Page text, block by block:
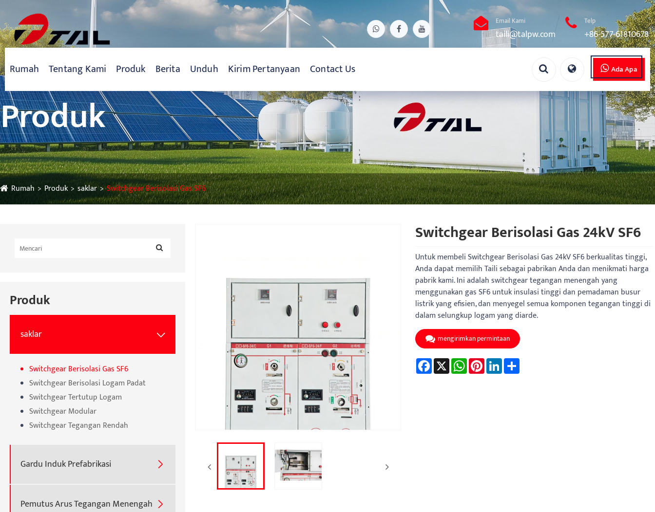
Email Kami
taili@talpw.com
Telp
+86-577-61810678
Rumah Tentang Kami Produk Berita Unduh Kirim Pertanyaan Contact Us Ada Apa
Produk
Rumah Produk saklar Switchgear Berisolasi Gas SF6
Produk
saklar 
Switchgear Berisolasi Gas SF6
Switchgear Berisolasi Logam Padat
Switchgear Tertutup Logam
Switchgear Modular
Switchgear Tegangan Rendah
Gardu Induk Prefabrikasi 
Pemutus Arus Tegangan Menengah 
Switchgear Berisolasi Gas 24kV SF6
Untuk membeli Switchgear Berisolasi Gas 24kV SF6 berkualitas tinggi,
Anda dapat memilih Taili sebagai pabrikan Anda dan menikmati harga
pabrik kami. Ini adalah switchgear tegangan menengah yang
menggunakan gas SF6 untuk insulasi tinggi dan pemadaman busur
listrik yang efisien, dan menyegel semua komponen tegangan tinggi di
dalam selungkup logam yang diarde.
mengirimkan permintaan
Facebook
X WhatsAppPinterestLinkedInShare